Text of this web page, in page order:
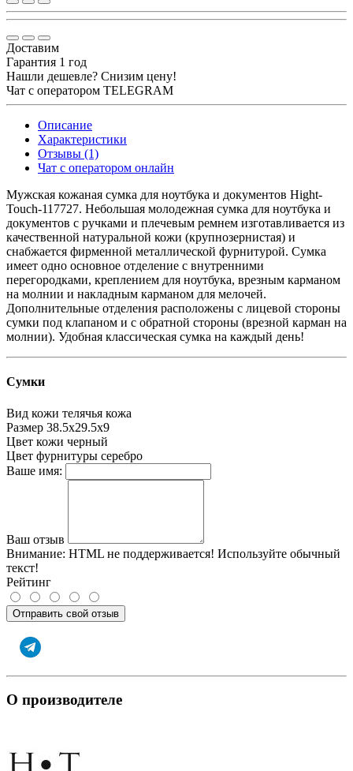
Доставим
Гарантия 1 год
Нашли дешевле? Снизим цену!
Чат с оператором TELEGRAM
Описание
Характеристики
Отзывы (1)
Чат с оператором онлайн
Мужская кожаная сумка для ноутбука и документов Hight-
Touch-117727. Небольшая молодежная сумка для ноутбука и
документов с ручками и плечевым ремнем изготавливается из
качественной натуральной кожи (крупнозернистая) и
снабжается фирменной металлической фурнитурой. Сумка
имеет одно основное отделение с внутренними
перегородками, креплением для ноутбука, врезным карманом
на молнии и накладным карманом для мелочей.
Дополнительные отделения расположены с лицевой стороны
сумки под клапаном и с обратной стороны (врезной карман на
молнии). Удобная классическая сумка на каждый день!
Сумки
Вид кожи телячья кожа
Размер 38.5х29.5х9
Цвет кожи черный
Цвет фурнитуры серебро
Ваше имя:
Ваш отзыв
Внимание: HTML не поддерживается! Используйте обычный
текст!
Рейтинг
Отправить свой отзыв
О производителе